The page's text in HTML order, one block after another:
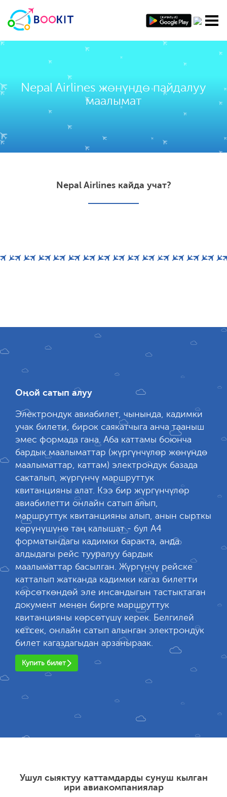
Nepal Airlines жөнүндө пайдалуу
маалымат
Nepal Airlines кайда учат?
Оңой сатып алуу
Электрондук авиабилет, чынында, кадимки
учак билети, бирок саякатчыга анча тааныш
эмес формада гана. Аба каттамы боюнча
бардык маалыматтар (жүргүнчүлөр жөнүндө
маалыматтар, каттам) электрондук базада
сакталып, жүргүнчү маршруттук
квитанцияны алат. Кээ бир жүргүнчүлөр
авиабилетти онлайн сатып алып,
маршруттук квитанцияны алып, анын сырткы
көрүнүшүнө таң калышат - бул А4
форматындагы кадимки баракта, анда
алдыдагы рейс тууралуу бардык
маалыматтар басылган. Жүргүнчү рейске
катталып жатканда кадимки кагаз билетти
көрсөткөндөй эле инсандыгын тастыктаган
документ менен бирге маршруттук
квитанцияны көрсөтүшү керек. Белгилей
кетсек, онлайн сатып алынган электрондук
билет кагаздагыдан арзаныраак.
Купить билет
Ушул сыяктуу каттамдарды сунуш кылган
ири авиакомпаниялар